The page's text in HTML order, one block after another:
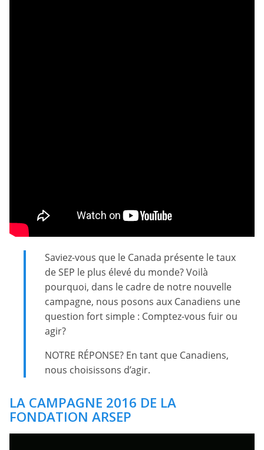
Saviez-vous que le Canada présente le taux
de SEP le plus élevé du monde? Voilà
pourquoi, dans le cadre de notre nouvelle
campagne, nous posons aux Canadiens une
question fort simple : Comptez-vous fuir ou
agir?
NOTRE RÉPONSE? En tant que Canadiens,
nous choisissons d’agir.
LA CAMPAGNE 2016 DE LA
FONDATION ARSEP